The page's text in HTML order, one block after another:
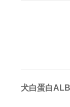
犬白蛋白